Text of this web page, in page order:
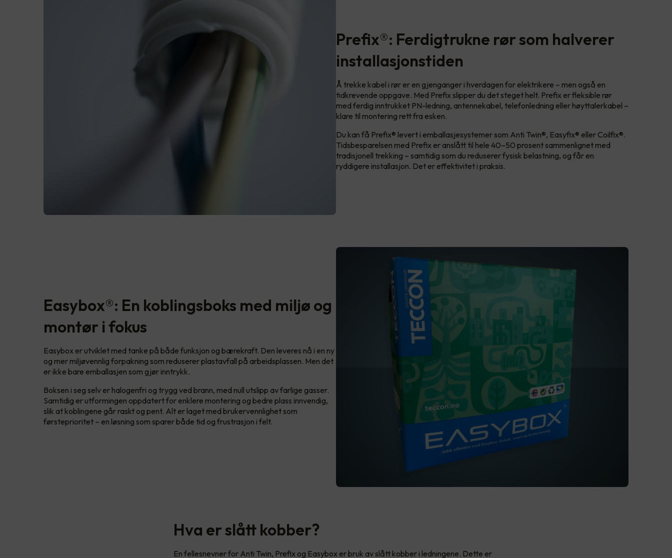
Prefix®: Ferdigtrukne rør som halverer
installasjonstiden
Å trekke kabel i rør er en gjenganger i hverdagen for elektrikere – men også en
tidkrevende oppgave. Med Prefix slipper du det steget helt. Prefix er fleksible rør
med ferdig inntrukket PN-ledning, antennekabel, telefonledning eller høyttalerkabel –
klare til montering rett fra esken.
Du kan få Prefix® levert i emballasjesystemer som Anti Twin®, Easyfix® eller Coilfix®.
Tidsbesparelsen med Prefix er anslått til hele 40–50 prosent sammenlignet med
tradisjonell trekking – samtidig som du reduserer fysisk belastning, og får en
ryddigere installasjon. Det er effektivitet i praksis.
Easybox®: En koblingsboks med miljø og
montør i fokus
Easybox er utviklet med tanke på både funksjon og bærekraft. Den leveres nå i en ny
og mer miljøvennlig forpakning som reduserer plastavfall på arbeidsplassen. Men det
er ikke bare emballasjen som gjør inntrykk.
Boksen i seg selv er halogenfri og trygg ved brann, med null utslipp av farlige gasser.
Samtidig er utformingen oppdatert for enklere montering og bedre plass innvendig,
slik at koblingene går raskt og pent. Alt er laget med brukervennlighet som
førsteprioritet – en løsning som sparer både tid og frustrasjon i felt.
Hva er slått kobber?
En fellesnevner for Anti Twin, Prefix og Easybox er bruk av slått kobber i ledningene. Dette er